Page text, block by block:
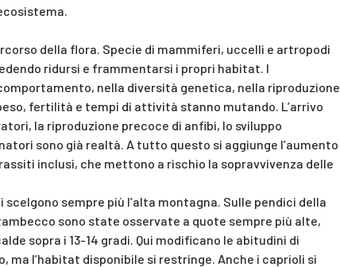
della flora. Specie di mammiferi, uccelli e artropodi
ridursi e frammentarsi i propri habitat. I
nella diversità genetica, nella riproduzione
fertilità e tempi di attività stanno mutando. L’arrivo
la riproduzione precoce di anfibi, lo sviluppo
sono già realtà. A tutto questo si aggiunge l’aumento
inclusi, che mettono a rischio la sopravvivenza delle
sempre più l’alta montagna. Sulle pendici della
sono state osservate a quote sempre più alte,
sopra i 13-14 gradi. Qui modificano le abitudini di
ma l’habitat disponibile si restringe. Anche i caprioli si